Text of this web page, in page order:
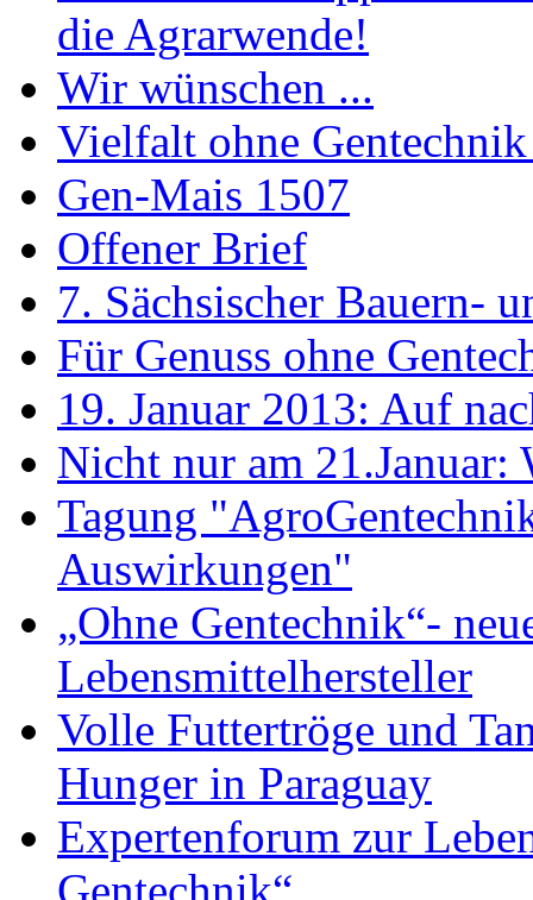
die Agrarwende!
Wir wünschen ...
Vielfalt ohne
Gen-Mais 1507
Offener Brief
7. Sächsischer Bauern-
Für Genuss ohne
19. Januar 2013: Auf
Nicht nur am 21.Januar:
Tagung
Auswirkungen"
„Ohne Gentechnik“-
Lebensmittelhersteller
Volle Futtertröge und
Hunger in Paraguay
Expertenforum zur